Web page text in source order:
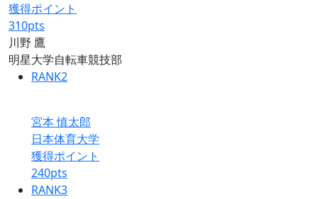
獲得ポイント
310pts
川野 鷹
明星大学自転車競技部
RANK2
宮本 慎太郎
日本体育大学
獲得ポイント
240pts
RANK3